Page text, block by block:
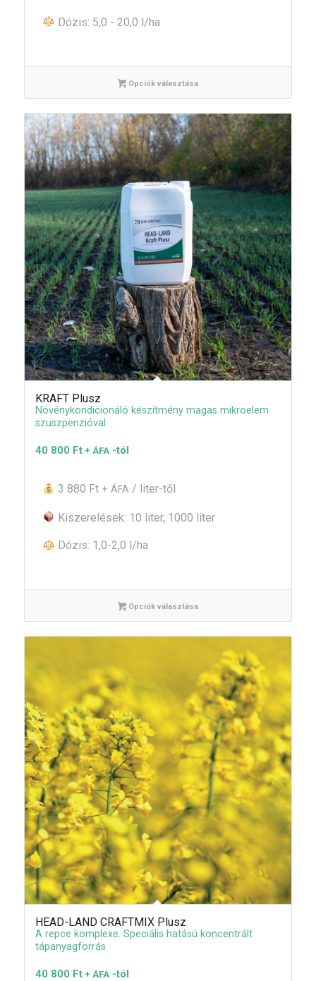
Dózis: 5,0 - 20,0 l/ha
Opciók választása
KRAFT Plusz
Növénykondicionáló készítmény magas mikroelem
szuszpenzióval
40 800 Ft+ ÁFA-tól
3 880 Ft+ ÁFA/ liter-től
Kiszerelések: 10 liter, 1000 liter
Dózis: 1,0-2,0 l/ha
Opciók választása
HEAD-LAND CRAFTMIX Plusz
A repce komplexe. Speciális hatású koncentrált
tápanyagforrás
40 800 Ft+ ÁFA-tól